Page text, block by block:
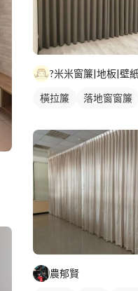
?米米窗簾|地板|壁
橫拉簾 落地窗窗簾
農郁賢